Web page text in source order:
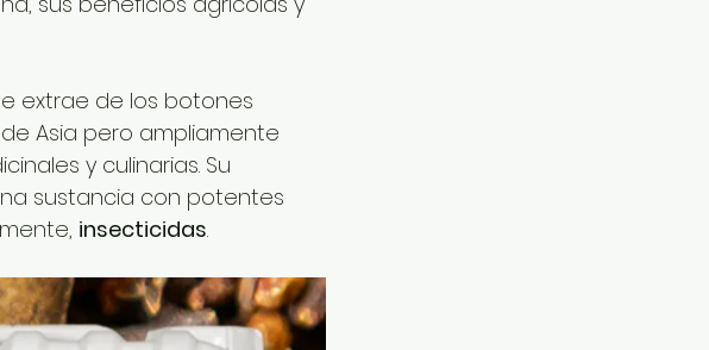
extrae de los botones
Asia pero ampliamente
y culinarias. Su
sustancia con potentes
insecticidas.